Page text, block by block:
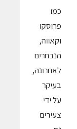
כמו
פרוסקו
וקאווה,
הנבחרים
לאחרונה,
בעיקר
על ידי
צעירים